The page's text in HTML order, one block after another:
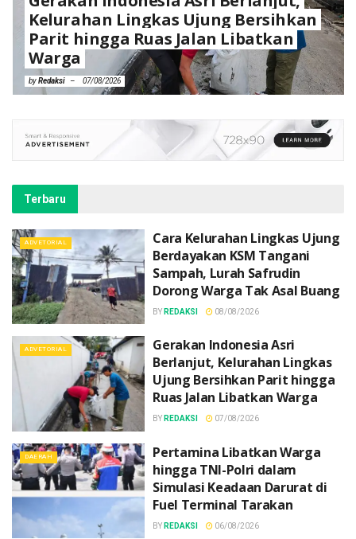
Pertamina Libatkan Warga hingga
TNI-Polri dalam Simulasi Keadaan
Darurat di Fuel Terminal Tarakan
byRedaksi 06/08/2026
Terbaru
ADVETORIAL
Cara Kelurahan Lingkas Ujung
Berdayakan KSM Tangani
Sampah, Lurah Safrudin
Dorong Warga Tak Asal Buang
BY REDAKSI 08/08/2026
ADVETORIAL
Gerakan Indonesia Asri
Berlanjut, Kelurahan Lingkas
Ujung Bersihkan Parit hingga
Ruas Jalan Libatkan Warga
BY REDAKSI 07/08/2026
DAERAH
Pertamina Libatkan Warga
hingga TNI-Polri dalam
Simulasi Keadaan Darurat di
Fuel Terminal Tarakan
BY REDAKSI 06/08/2026